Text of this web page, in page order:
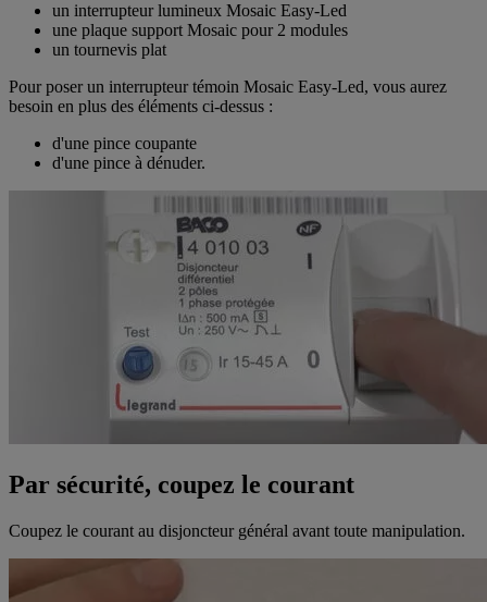
un interrupteur lumineux Mosaic Easy-Led
une plaque support Mosaic pour 2 modules
un tournevis plat
Pour poser un interrupteur témoin Mosaic Easy-Led, vous aurez
besoin en plus des éléments ci-dessus :
d'une pince coupante
d'une pince à dénuder.
Par sécurité, coupez le courant
Coupez le courant au disjoncteur général avant toute manipulation.